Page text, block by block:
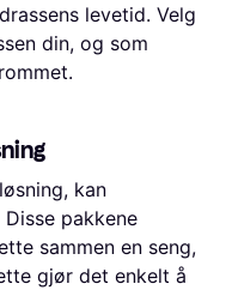
levetid. Velg
din, og som
kan
pakkene
sammen en seng,
gjør det enkelt å